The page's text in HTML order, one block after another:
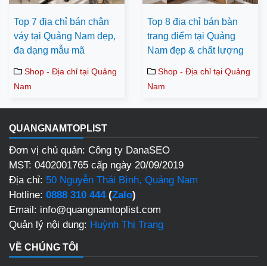
Top 7 địa chỉ bán chân
váy tại Quảng Nam đẹp,
đa dạng mẫu mã
Shop - Địa chỉ tại Quảng
Nam
Top 8 địa chỉ bán bàn
trang điểm tại Quảng
Nam đẹp & chất lượng
Shop - Địa chỉ tại Quảng
Nam
QUANGNAMTOPLIST
Đơn vị chủ quản: Công ty DanaSEO
MST: 0402001765 cấp ngày 20/09/2019
Địa chỉ: 50 Nguyễn Thái Bình, Quảng Nam
Hotline: 0888 310 444(Zalo)
Email: info@quangnamtoplist.com
Quản lý nội dung: Huỳnh Thị Trang
VỀ CHÚNG TÔI